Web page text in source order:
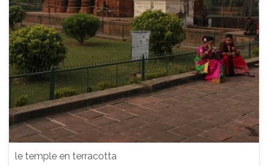
le temple en terracotta